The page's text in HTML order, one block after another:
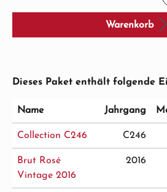
Warenkorb
Dieses Paket enthält folgende
Name Jahrgang
Collection C246 C246
Brut Rosé
Vintage 2016
2016